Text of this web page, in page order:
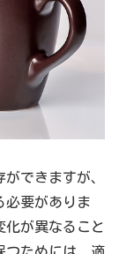
できますが、
必要がありま
化が異なること
つためには、適